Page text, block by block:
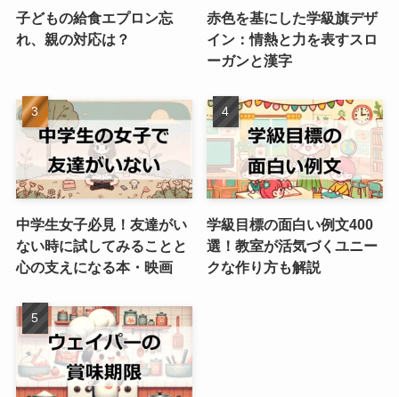
子どもの給食エプロン忘
れ、親の対応は？
赤色を基にした学級旗デザ
イン：情熱と力を表すスロ
ーガンと漢字
中学生女子必見！友達がい
ない時に試してみることと
心の支えになる本・映画
学級目標の面白い例文400
選！教室が活気づくユニー
クな作り方も解説